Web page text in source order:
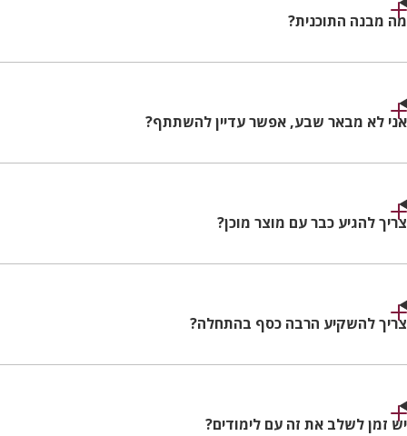
מה מבנה התוכנית?
אני לא מבאר שבע, אפשר עדיין להשתתף?
צריך להגיע כבר עם מוצר מוכן?
צריך להשקיע הרבה כסף בהתחלה?
יש זמן לשלב את זה עם לימודים?